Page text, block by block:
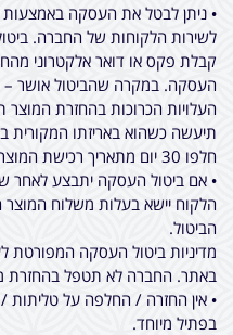
• ניתן לבטל את העסקה באמצעות
לשירות הלקוחות של החברה.
קבלת פקס או דואר אלקטרוני
העסקה. במקרה שהביטול אושר
העלויות הכרוכות בהחזרת
תיעשה כשהוא באריזתו המקורית
חלפו 30 יום מתאריך רכישת המוצר.
• אם ביטול העסקה יתבצע לאחר
הלקוח יישא בעלות משלוח
הביטול.
מדיניות ביטול העסקה המפורטת
באתר. החברה לא תטפל בהחזרת
• אין החזרה / החלפה על טליתות
בפתיל מיוחד.